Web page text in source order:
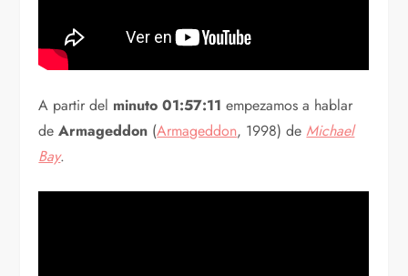
A partir del minuto 01:57:11 empezamos a hablar
deArmageddon (Armageddon, 1998) de Michael
Bay.